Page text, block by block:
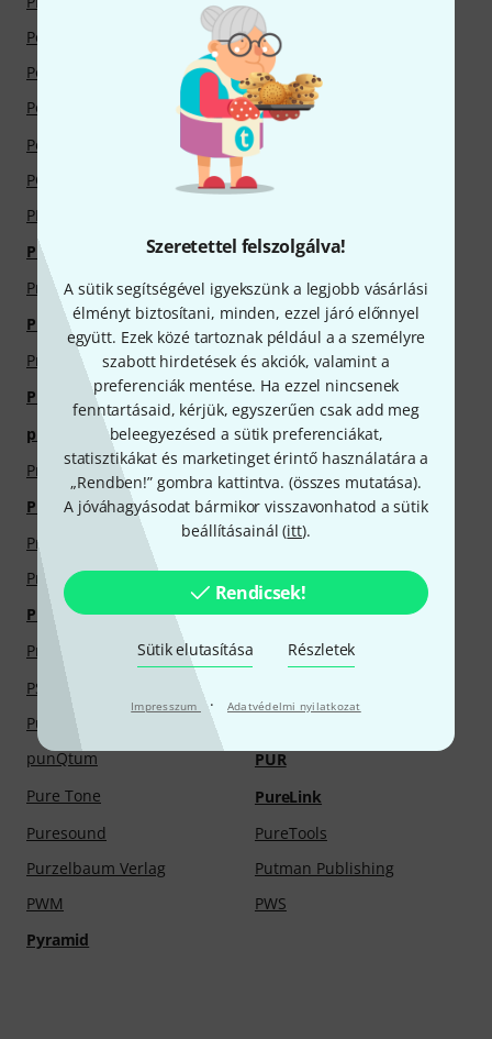
Szeretettel felszolgálva!
A sütik segítségével igyekszünk a legjobb vásárlási
élményt biztosítani, minden, ezzel járó előnnyel
együtt. Ezek közé tartoznak például a a személyre
szabott hirdetések és akciók, valamint a
preferenciák mentése. Ha ezzel nincsenek
fenntartásaid, kérjük, egyszerűen csak add meg
beleegyezésed a sütik preferenciákat,
statisztikákat és marketinget érintő használatára a
„Rendben!” gombra kattintva. (összes mutatása).
A jóváhagyásodat bármikor visszavonhatod a sütik
beállításainál (itt).
Rendicsek!
Sütik elutasítása Részletek
Impresszum · Adatvédelmi nyilatkozat
Poly Effects
Polyend
Polyverse Music
Pomarico
Pop Audio
Positive Grid
Powell Sonare
Power Pins
POWERbreathe
Powerstopf
PPG
Presonus
Prestel Verlag
Prestini
Presto
Prim
Prism Sound
Prisma Melody Club
Pro Line
Pro Mark
Pro Natura
pro snake
Pro-Ject
Proco
Prodipe
Proel
Prof. W. Hilgers
Progres
Prologix
Promuco
ProPik
Protec
Protection Racket
Providence
PSI Audio
Pulsar Audio
punQtum
PUR
Pure Tone
PureLink
Puresound
PureTools
Purzelbaum Verlag
Putman Publishing
PWM
PWS
Pyramid